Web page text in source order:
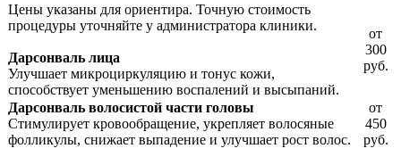
Цены указаны для ориентира. Точную стоимость
процедуры уточняйте у администратора клиники.
Дарсонваль лица
Улучшает микроциркуляцию и тонус кожи,
способствует уменьшению воспалений и высыпаний.
от
300
руб.
Дарсонваль волосистой части головы
Стимулирует кровообращение, укрепляет волосяные
фолликулы, снижает выпадение и улучшает рост волос.
от
450
руб.